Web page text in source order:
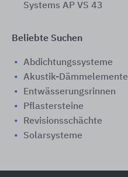
Systems AP VS 43
Beliebte Suchen
Abdichtungssysteme
Akustik-Dämmelemente
Entwässerungsrinnen
Pflastersteine
Revisionsschächte
Solarsysteme